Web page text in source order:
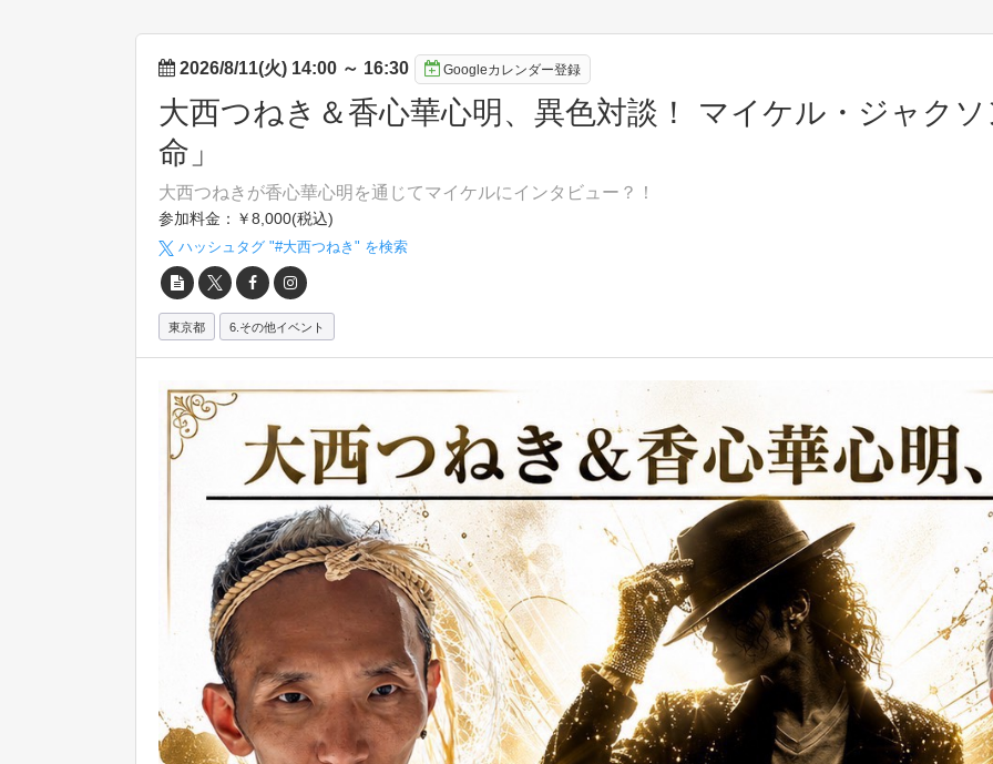
2026/8/11(火) 14:00 ～ 16:30 Googleカレンダー登録
大西つねき＆香心華心明、異色対談！ マイケル・ジャク
命」
大西つねきが香心華心明を通じてマイケルにインタビュー？！
参加料金：￥8,000(税込)
ハッシュタグ "#大西つねき " を検索
東京都 6.その他イベント